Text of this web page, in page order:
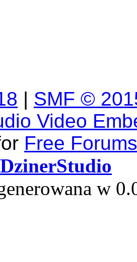
| SMF ©
Video
Free Forums
DzinerStudio
w